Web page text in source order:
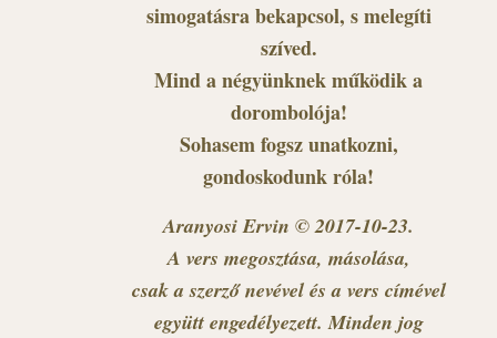
simogatásra bekapcsol, s melegíti
szíved.
Mind a négyünknek működik a
dorombolója!
Sohasem fogsz unatkozni,
gondoskodunk róla!
Aranyosi Ervin © 2017-10-23.
A vers megosztása, másolása,
csak a szerző nevével és a vers címével
együtt engedélyezett. Minden jog